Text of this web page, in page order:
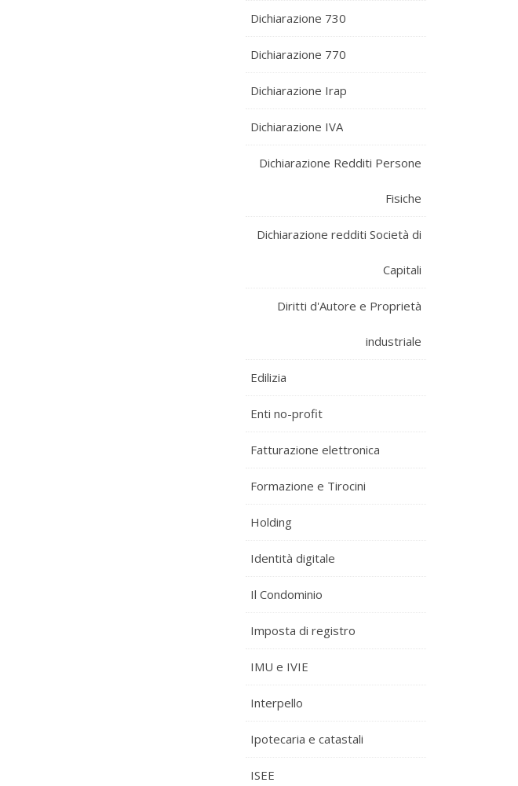
Dichiarazione 730
Dichiarazione 770
Dichiarazione Irap
Dichiarazione IVA
Dichiarazione Redditi Persone
Fisiche
Dichiarazione redditi Società di
Capitali
Diritti d'Autore e Proprietà
industriale
Edilizia
Enti no-profit
Fatturazione elettronica
Formazione e Tirocini
Holding
Identità digitale
Il Condominio
Imposta di registro
IMU e IVIE
Interpello
Ipotecaria e catastali
ISEE